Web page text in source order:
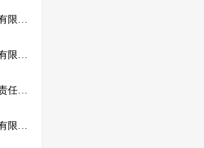
四川材济工程管理咨询有限公司
重庆仕隆建筑垃圾清运有限公司
济南汇通建筑安装有限责任公司
宝鸡东升土地开发整理有限公司